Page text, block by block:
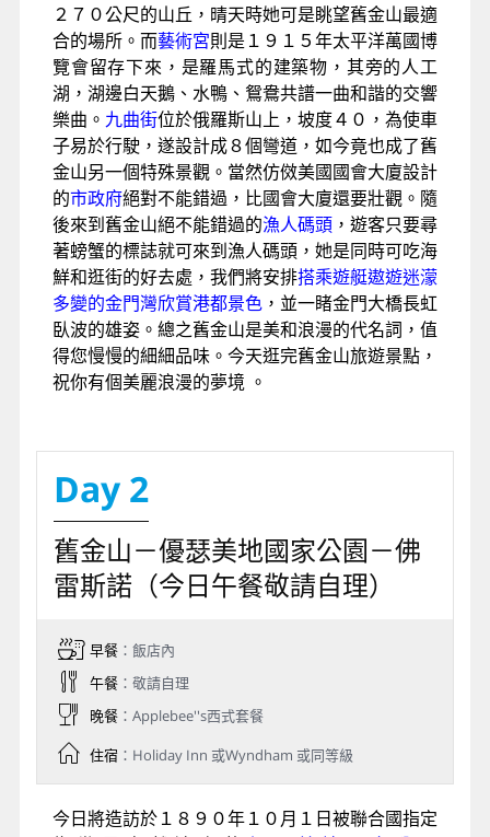
２７０公尺的山丘，晴天時她可是眺望舊金山最適
合的場所。而藝術宮則是１９１５年太平洋萬國博
覽會留存下來，是羅馬式的建築物，其旁的人工
湖，湖邊白天鵝、水鴨、鴛鴦共譜一曲和諧的交響
樂曲。 九曲街位於俄羅斯山上，坡度４０，為使車
子易於行駛，遂設計成８個彎道，如今竟也成了舊
金山另一個特殊景觀。當然仿傚美國國會大廈設計
的市政府絕對不能錯過，比國會大廈還要壯觀。隨
後來到舊金山絕不能錯過的漁人碼頭 ，遊客只要尋
著螃蟹的標誌就可來到漁人碼頭，她是同時可吃海
鮮和逛街的好去處，我們將安排搭乘遊艇遨遊迷濛
多變的金門灣欣賞港都景色 ，並一睹金門大橋長虹
臥波的雄姿。總之舊金山是美和浪漫的代名詞，值
得您慢慢的細細品味。今天逛完舊金山旅遊景點，
祝你有個美麗浪漫的夢境 。
Day 2
舊金山－優瑟美地國家公園－佛
雷斯諾（今日午餐敬請自理）
早餐：飯店內
午餐：敬請自理
晚餐：Applebee''s西式套餐
住宿：Holiday Inn 或Wyndham 或同等級
今日將造訪於１８９０年１０月１日被聯合國指定